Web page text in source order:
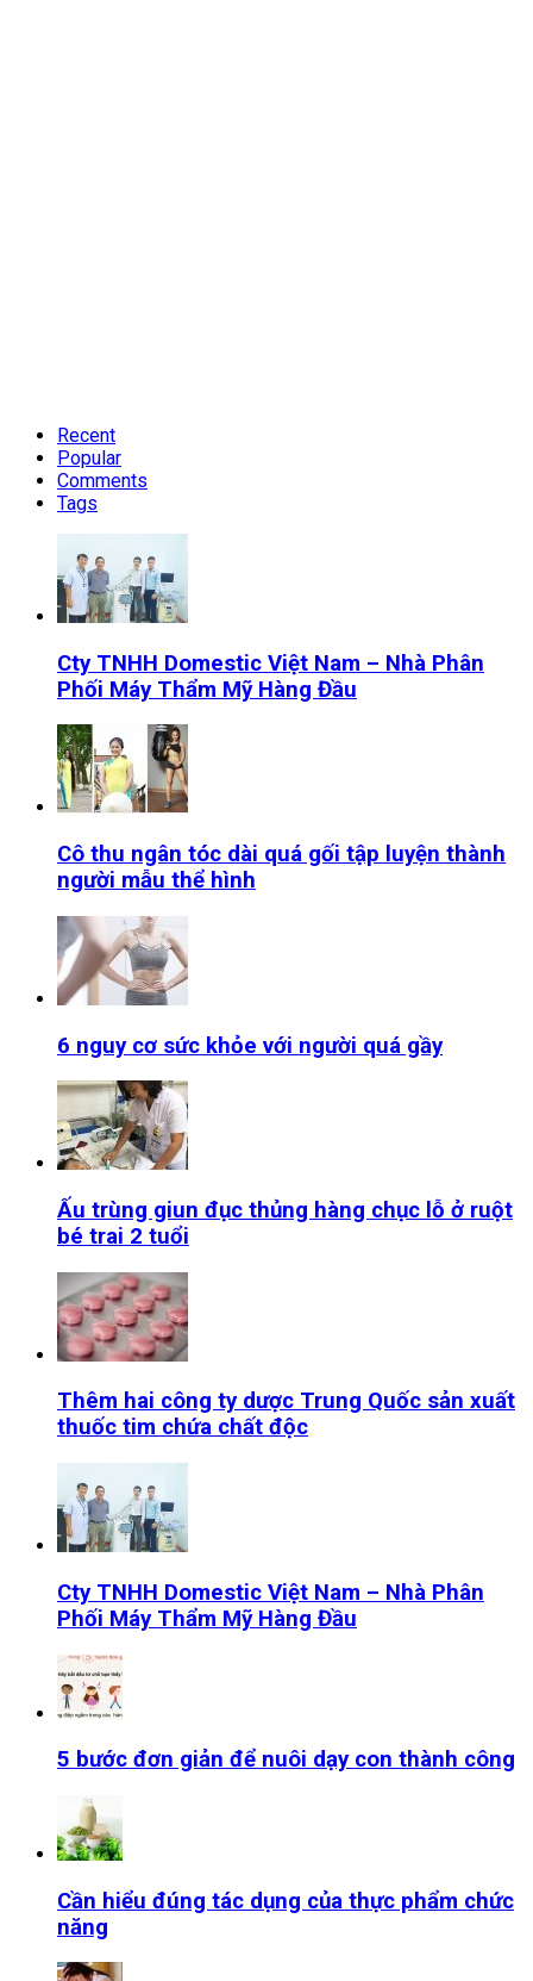
Recent
Popular
Comments
Tags
Cty TNHH Domestic Việt Nam – Nhà Phân
Phối Máy Thẩm Mỹ Hàng Đầu
Cô thu ngân tóc dài quá gối tập luyện thành
người mẫu thể hình
6 nguy cơ sức khỏe với người quá gầy
Ấu trùng giun đục thủng hàng chục lỗ ở ruột
bé trai 2 tuổi
Thêm hai công ty dược Trung Quốc sản xuất
thuốc tim chứa chất độc
Cty TNHH Domestic Việt Nam – Nhà Phân
Phối Máy Thẩm Mỹ Hàng Đầu
5 bước đơn giản để nuôi dạy con thành công
Cần hiểu đúng tác dụng của thực phẩm chức
năng